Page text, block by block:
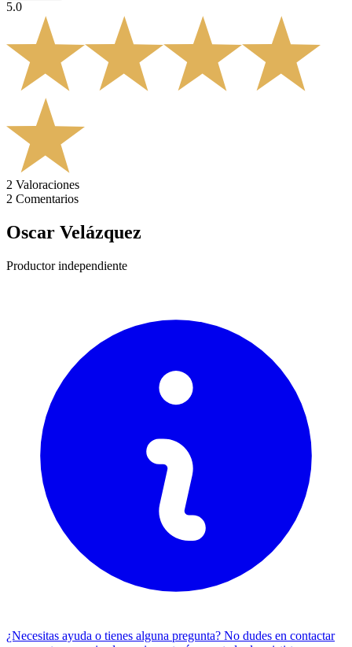
5.0
2 Valoraciones
2 Comentarios
Oscar Velázquez
Productor independiente
¿Necesitas ayuda o tienes alguna pregunta? No dudes en contactar